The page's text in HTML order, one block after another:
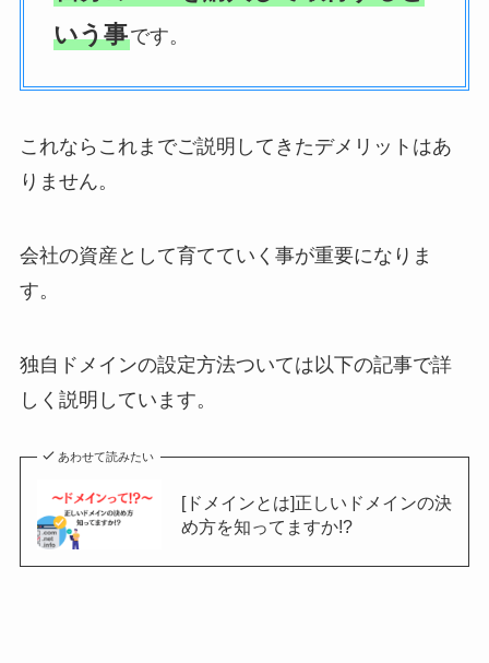
いう事です。
これならこれまでご説明してきたデメリットはあ
りません。
会社の資産として育てていく事が重要になりま
す。
独自ドメインの設定方法ついては以下の記事で詳
しく説明しています。
あわせて読みたい
[ドメインとは]正しいドメインの決
め方を知ってますか!?